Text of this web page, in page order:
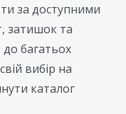
за доступними
затишок та
багатьох
вибір на
каталог